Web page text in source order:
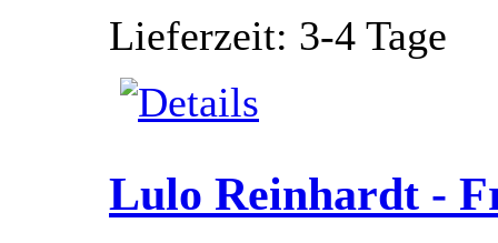
Lieferzeit: 3-4 Tage
Lulo Reinhardt -